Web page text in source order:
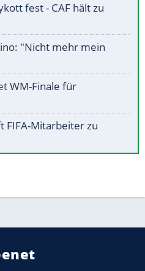
fest - CAF hält zu
"Nicht mehr mein
WM-Finale für
FIFA-Mitarbeiter zu